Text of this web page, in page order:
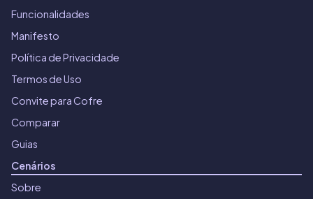
Funcionalidades
Manifesto
Política de Privacidade
Termos de Uso
Convite para Cofre
Comparar
Guias
Cenários
Sobre